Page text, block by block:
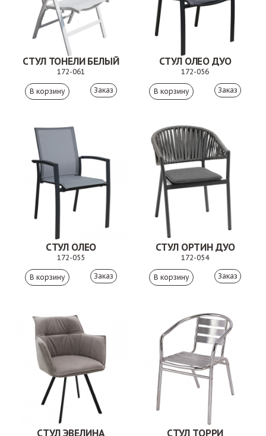
СТУЛ ТОНЕЛИ БЕЛЫЙ
172-061
Заказ
СТУЛ ОЛЕО ДУО
172-056
Заказ
СТУЛ ОЛЕО
172-055
Заказ
СТУЛ ОРТИН ДУО
172-054
Заказ
СТУЛ ЭВЕЛИНА СТУЛ ТОРРИ